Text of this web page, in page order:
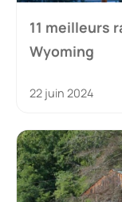
11 meilleurs
Wyoming
22 juin 2024